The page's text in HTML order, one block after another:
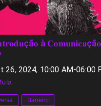
à 𝐂𝐨𝐦𝐮𝐧𝐢𝐜𝐚çã𝐨
26, 2024, 10:00 AM-06:00
Barreiro